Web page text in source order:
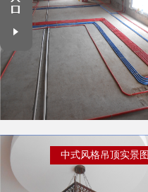
中式风格吊顶实景图